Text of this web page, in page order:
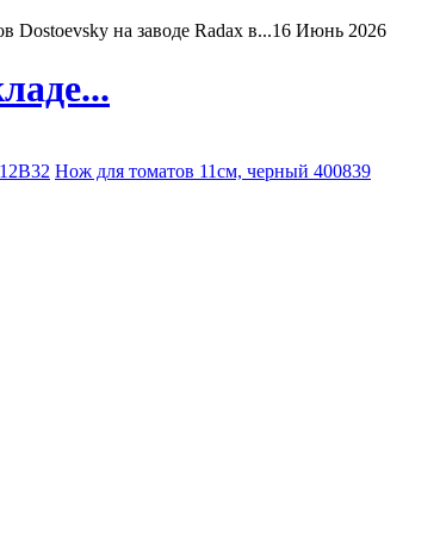
Dostoevsky на заводе Radax в...16 Июнь 2026
Нож для томатов 11см, черный 400839